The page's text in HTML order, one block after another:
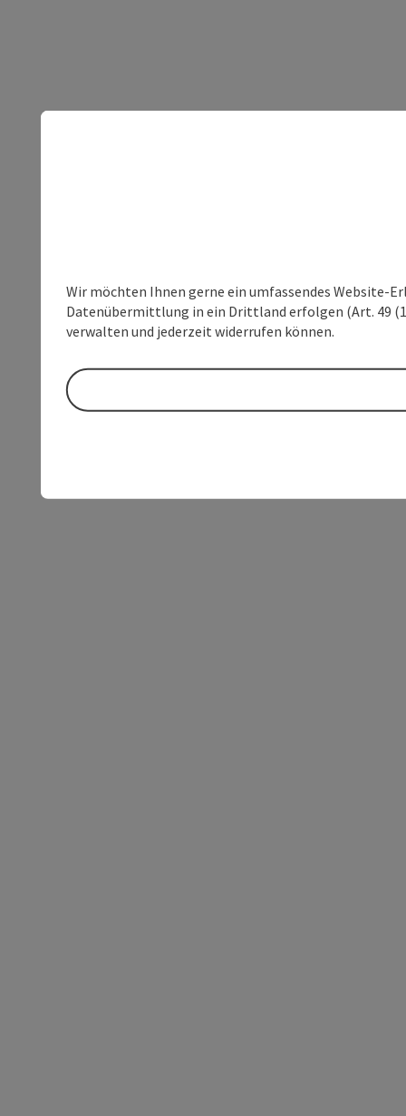
Wir möchten Ihnen gerne ein umfassendes Website-
Datenübermittlung in ein Drittland erfolgen (Art. 49
verwalten und jederzeit widerrufen können.